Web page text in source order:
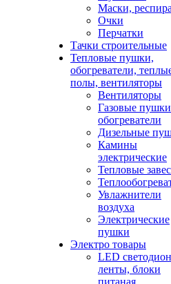
Маски,
Очки
Перчатки
Тачки строительные
Тепловые пушки,
обогреватели,
полы, вентиляторы
Вентиляторы
Газовые
обогреватели
Дизельные
Камины
электрические
Тепловые
Увлажнители
воздуха
Электрические
пушки
Электро товары
LED
ленты, блоки
питаная